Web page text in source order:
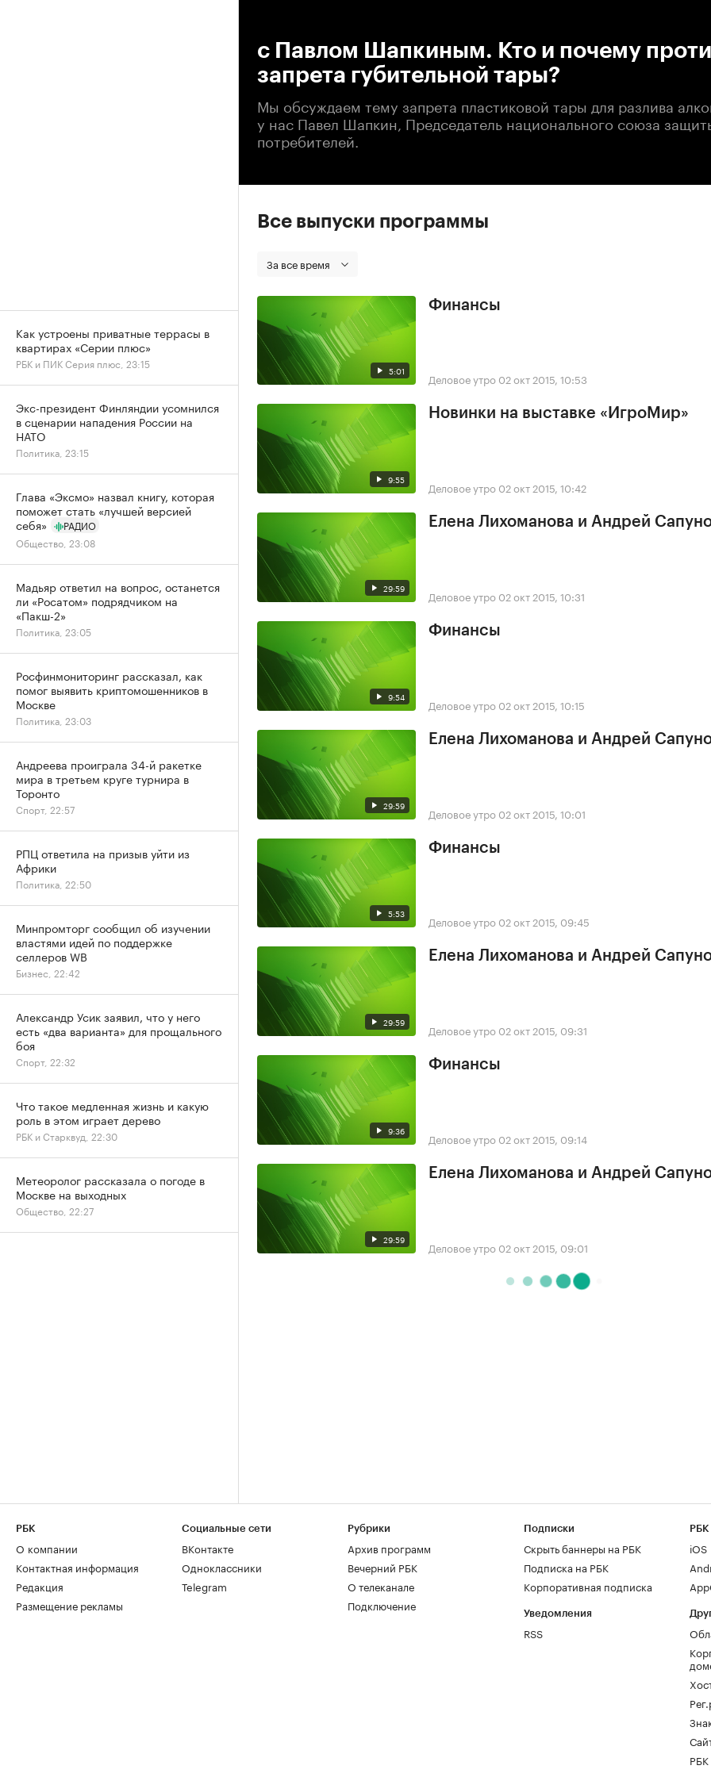
с Павлом Шапкиным. Кто и почему
запрета губительной тары?
Мы обсуждаем тему запрета пластиковой тары для разлива
у нас Павел Шапкин, Председатель национального союза
потребителей.
Все выпуски программы
За все время
5:01
Финансы
Деловое утро 02 окт 2015, 10:53
9:55
Новинки на выставке «ИгроМир»
Деловое утро 02 окт 2015, 10:42
29:59
Елена Лихоманова и Андрей
Деловое утро 02 окт 2015, 10:31
9:54
Финансы
Деловое утро 02 окт 2015, 10:15
29:59
Елена Лихоманова и Андрей
Деловое утро 02 окт 2015, 10:01
5:53
Финансы
Деловое утро 02 окт 2015, 09:45
29:59
Елена Лихоманова и Андрей
Деловое утро 02 окт 2015, 09:31
9:36
Финансы
Деловое утро 02 окт 2015, 09:14
29:59
Елена Лихоманова и Андрей
Деловое утро 02 окт 2015, 09:01
Как устроены приватные террасы в
квартирах «Серии плюс»
РБК и ПИК Серия плюс, 23:15
Экс-президент Финляндии усомнился
в сценарии нападения России на
НАТО
Политика, 23:15
Глава «Эксмо» назвал книгу, которая
поможет стать «лучшей версией
себя»
РАДИО
Общество, 23:08
Мадьяр ответил на вопрос, останется
ли «Росатом» подрядчиком на
«Пакш-2»
Политика, 23:05
Росфинмониторинг рассказал, как
помог выявить криптомошенников в
Москве
Политика, 23:03
Андреева проиграла 34-й ракетке
мира в третьем круге турнира в
Торонто
Спорт, 22:57
РПЦ ответила на призыв уйти из
Африки
Политика, 22:50
Минпромторг сообщил об изучении
властями идей по поддержке
селлеров WB
Бизнес, 22:42
Александр Усик заявил, что у него
есть «два варианта» для прощального
боя
Спорт, 22:32
Что такое медленная жизнь и какую
роль в этом играет дерево
РБК и Старквуд, 22:30
Метеоролог рассказала о погоде в
Москве на выходных
Общество, 22:27
РБК
О компании
Контактная информация
Редакция
Размещение рекламы
Социальные сети
ВКонтакте
Одноклассники
Telegram
Рубрики
Архив программ
Вечерний РБК
О телеканале
Подключение
Подписки
Скрыть баннеры на РБК
Подписка на РБК
Корпоративная подписка
Уведомления
RSS
РБК
iOS